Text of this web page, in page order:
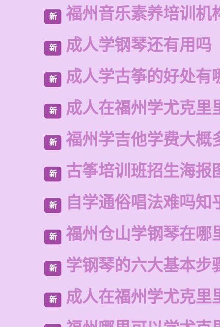
新 福州音乐素养培训机
新 成人学钢琴还有用吗
新 成人学古筝的好处有
新 成人在福州学尤克里
新 福州学吉他学费大概
新 古筝培训班招生海报
新 自学通俗唱法难吗知
新 福州仓山学钢琴在哪
新 学钢琴的六大基本步
新 成人在福州学尤克里